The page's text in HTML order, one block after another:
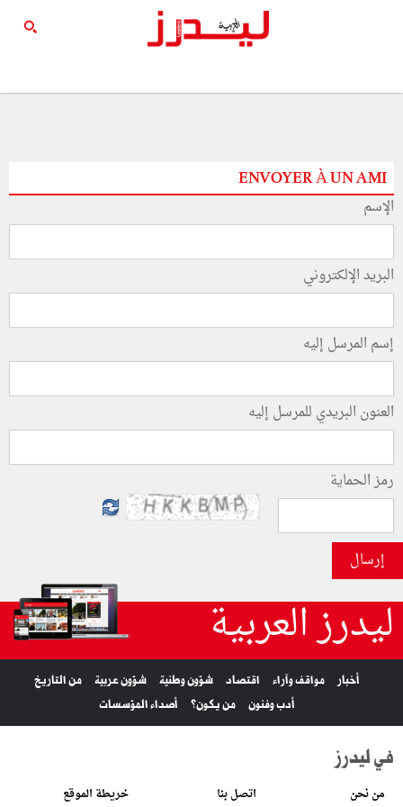
ENVOYER À UN AMI
الإسم
البريد الإلكتروني
إسم المرسل إليه
العنون البريدي للمرسل إليه
رمز الحماية
إرسال
ليدرز العربية
أخبار مواقف وآراء اقتصاد شؤون وطنية شؤون عربية
من التاريخ
أدب وفنون
من يكون؟ أصداء المؤسسات
في ليدرز
من نحن اتصل بنا خريطة الموقع